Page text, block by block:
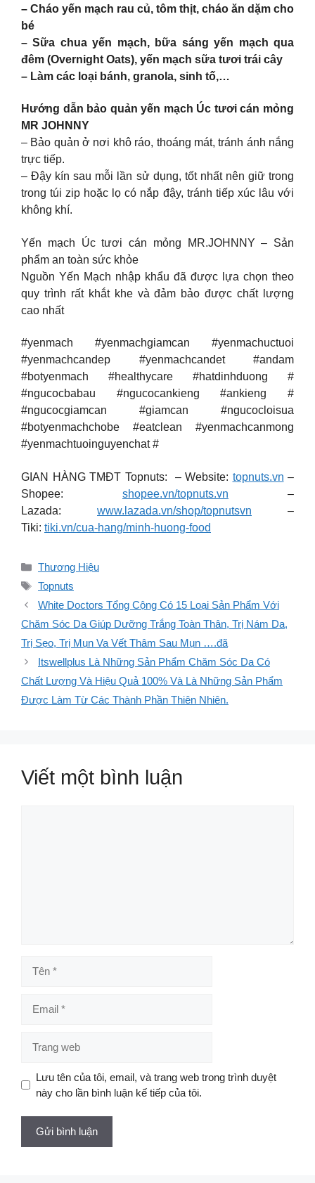
– Cháo yến mạch rau củ, tôm thịt, cháo ăn dặm cho
bé
– Sữa chua yến mạch, bữa sáng yến mạch qua
đêm (Overnight Oats), yến mạch sữa tươi trái cây
– Làm các loại bánh, granola, sinh tố,…
Hướng dẫn bảo quản yến mạch Úc tươi cán mỏng
MR JOHNNY
– Bảo quản ở nơi khô ráo, thoáng mát, tránh ánh nắng
trực tiếp.
– Đậy kín sau mỗi lần sử dụng, tốt nhất nên giữ trong
trong túi zip hoặc lọ có nắp đậy, tránh tiếp xúc lâu với
không khí.
Yến mạch Úc tươi cán mỏng MR.JOHNNY – Sản
phẩm an toàn sức khỏe
Nguồn Yến Mạch nhập khẩu đã được lựa chọn theo
quy trình rất khắt khe và đảm bảo được chất lượng
cao nhất
#yenmach #yenmachgiamcan #yenmachuctuoi
#yenmachcandep #yenmachcandet #andam
#botyenmach #healthycare #hatdinhduong #
#ngucocbabau #ngucocankieng #ankieng #
#ngucocgiamcan #giamcan #ngucocloisua
#botyenmachchobe #eatclean #yenmachcanmong
#yenmachtuoinguyenchat #
GIAN HÀNG TMĐT Topnuts: – Website: topnuts.vn –
Shopee: shopee.vn/topnuts.vn –
Lazada: www.lazada.vn/shop/topnutsvn –
Tiki: tiki.vn/cua-hang/minh-huong-food
Danh
mục
Thương Hiệu
Thẻ
Topnuts
White Doctors Tổng Cộng Có 15 Loại Sản Phẩm Với
Chăm Sóc Da Giúp Dưỡng Trắng Toàn Thân, Trị Nám Da,
Trị Sẹo, Trị Mụn Va Vết Thâm Sau Mụn ….đã
Itswellplus Là Những Sản Phẩm Chăm Sóc Da Có
Chất Lượng Và Hiệu Quả 100% Và Là Những Sản Phẩm
Được Làm Từ Các Thành Phần Thiên Nhiên.
Viết một bình luận
web
Lưu tên của tôi, email, và trang web trong trình duyệt
này cho lần bình luận kế tiếp của tôi.